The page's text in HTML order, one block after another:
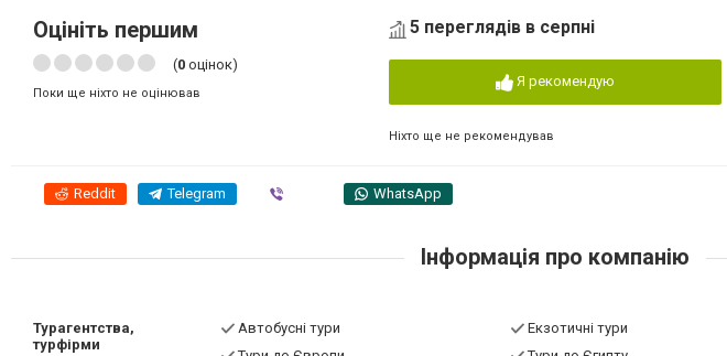
Оцініть першим
(0 оцінок)
Поки ще ніхто не оцінював
5 переглядів в серпні
Я рекомендую
Ніхто ще не рекомендував
Reddit Telegram WhatsApp
Інформація про компанію
Турагентства,
турфірми
Автобусні тури Екзотичні тури